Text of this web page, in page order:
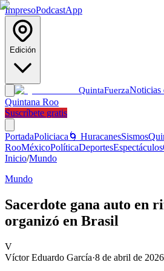
ImpresoPodcastApp
Edición
QuintaFuerzaNoticias
Quintana Roo
Suscríbete gratis
PortadaPoliciaca 🌀 HuracanesSismos
RooMéxicoPolíticaDeportesEspectáculos
Inicio/Mundo
Mundo
Sacerdote gana auto en
organizó en Brasil
V
Víctor Eduardo García·8 de abril de 2026